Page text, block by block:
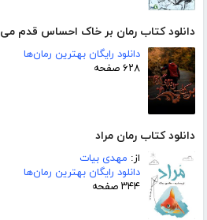
دانلود کتاب رمان بر خاک احساس قدم
دانلود رایگان بهترین رمان‌ها
۶۲۸ صفحه
دانلود کتاب رمان مراد
از: مهدی بیات
دانلود رایگان بهترین رمان‌ها
۳۴۴ صفحه